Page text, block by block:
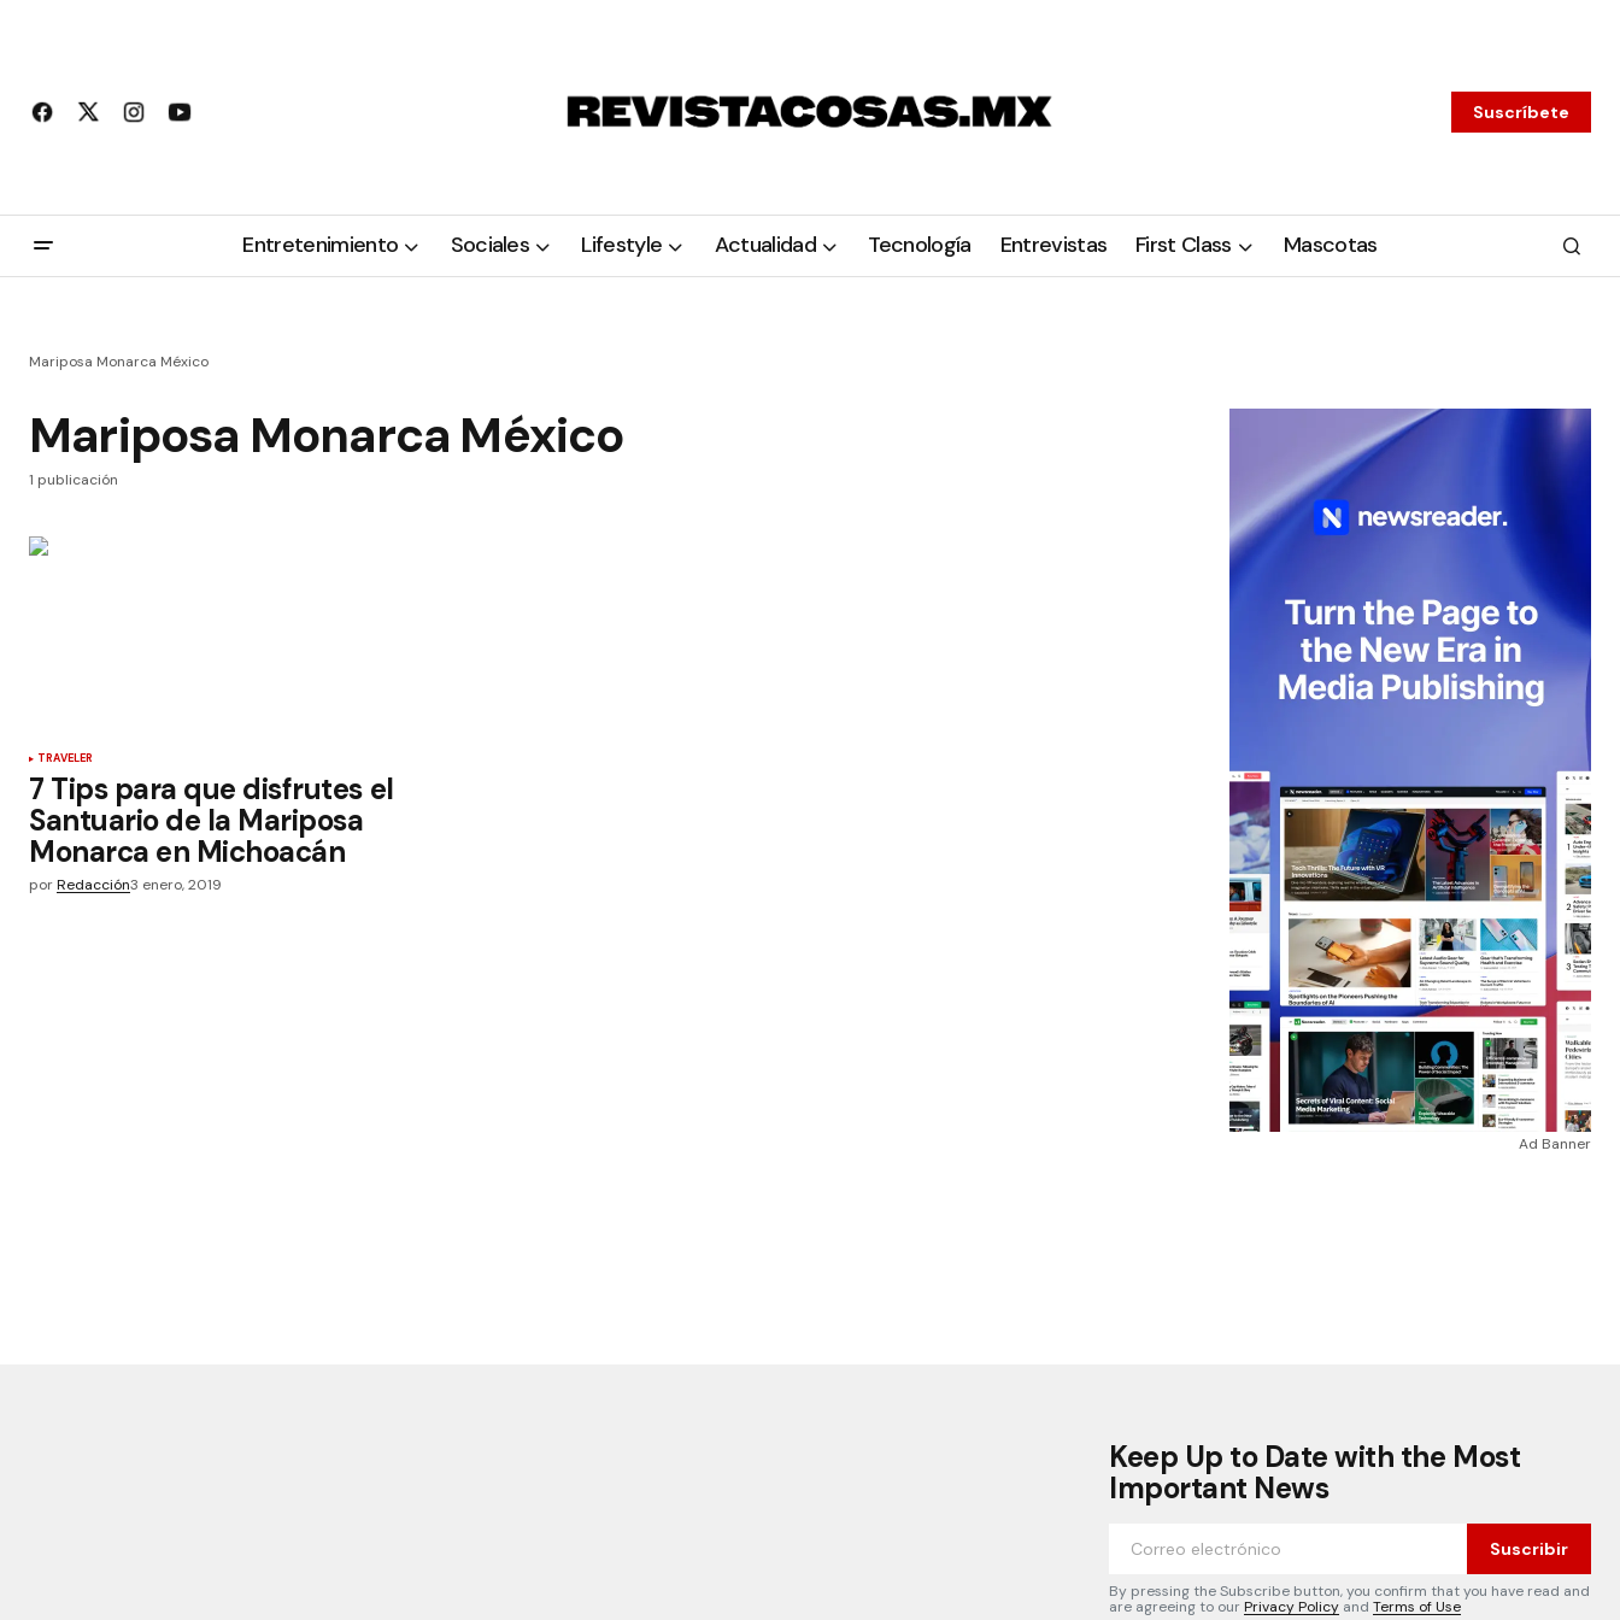
Suscríbete
Entretenimiento Sociales Lifestyle Actualidad Tecnología Entrevistas First Class Mascotas
Mariposa Monarca México
Mariposa Monarca México
1 publicación
TRAVELER
7 Tips para que disfrutes el
Santuario de la Mariposa
Monarca en Michoacán
porRedacción3 enero, 2019
Ad Banner
Keep Up to Date with the Most
Important News
Suscribir
By pressing the Subscribe button, you confirm that you have read and
are agreeing to ourPrivacy Policy and Terms of Use